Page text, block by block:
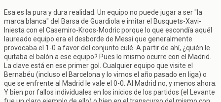
Esa es la pura y dura realidad. Un equipo no puede jugar a ser "la
marca blanca" del Barsa de Guardiola e imitar el Busquets-Xavi-
Iniesta con el Casemiro-Kroos-Modric porque lo que escondía aquél
laureado equipo era el desborde de Messi que generalmente
provocaba el 1-0 a favor del conjunto culé. A partir de ahí, ¿quién le
quitaba el balón a ese equipo? Pues lo mismo ocurre con el Madrid.
La clave está en ese primer gol. Cualquier equipo que visite el
Bernabéu (incluso el Barcelona y lo vimos el año pasado en liga) o
que se enfrente al Madrid le vale el 0-0. Al Madrid no, y menos ahora.
Y bien por fallos individuales en los inicios de los partidos (el Levante